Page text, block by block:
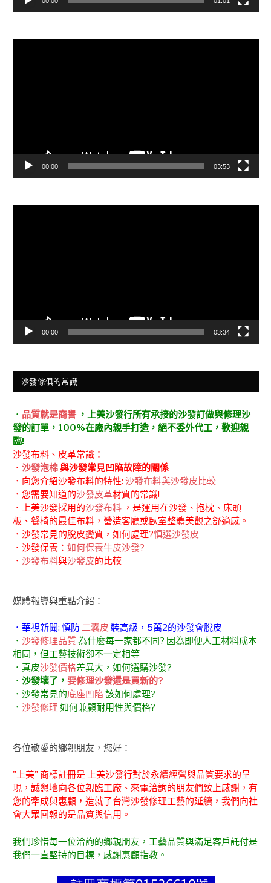
00:00 03:53
00:00 03:34
沙發傢俱的常識
． 品質就是商譽 ，上美沙發行所有承接的沙發訂做與修理沙
發的訂單，100%在廠內親手打造，絕不委外代工，歡迎親
臨!
沙發布料、皮革常識：
． 沙發泡棉與沙發常見凹陷故障的關係
．向您介紹沙發布料的特性: 沙發布料與沙發皮比較
．您需要知道的沙發皮革材質的常識!
．上美沙發採用的沙發布料 ，是運用在沙發、抱枕、床頭
板、餐椅的最佳布料，營造客廳或臥室整體美觀之舒適感。
．沙發常見的脫皮變質，如何處理?慎選沙發皮
．沙發保養： 如何保養牛皮沙發?
． 沙發布料與沙發皮的比較
媒體報導與重點介紹：
．華視新聞: 慎防二囊皮 裝高級，5萬2的沙發會脫皮
． 沙發修理品質為什麼每一家都不同? 因為即便人工材料成本
相同，但工藝技術卻不一定相等
．真皮沙發價格差異大，如何選購沙發?
． 沙發壞了， 要修理沙發還是買新的?
．沙發常見的底座凹陷 該如何處理?
． 沙發修理 如何兼顧耐用性與價格?
各位敬愛的鄉親朋友，您好：
"上美" 商標註冊是 上美沙發行對於永續經營與品質要求的呈
現，誠懇地向各位親臨工廠、來電洽詢的朋友們致上感謝，有
您的牽成與惠顧，造就了台灣沙發修理工藝的延續，我們向社
會大眾回報的是品質與信用。
我們珍惜每一位洽詢的鄉親朋友，工藝品質與滿足客戶託付是
我們一直堅持的目標，感謝惠顧指教。